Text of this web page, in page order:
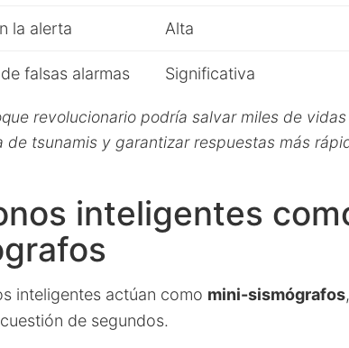
la alerta Alta
falsas alarmas Significativa
revolucionario podría salvar miles de
de tsunamis y garantizar respuestas más
inteligentes
inteligentes actúan como mini-sismógrafos
de segundos.